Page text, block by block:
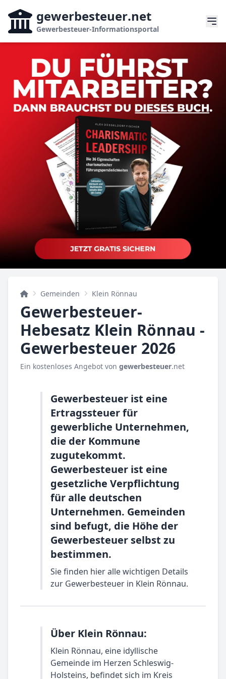
gewerbesteuer.net
Gewerbesteuer-Informationsportal
Gemeinden Klein Rönnau
Gewerbesteuer-
Hebesatz Klein Rönnau -
Gewerbesteuer 2026
Ein kostenloses Angebot von gewerbesteuer.net
Gewerbesteuer ist eine
Ertragssteuer für
gewerbliche Unternehmen,
die der Kommune
zugutekommt.
Gewerbesteuer ist eine
gesetzliche Verpflichtung
für alle deutschen
Unternehmen. Gemeinden
sind befugt, die Höhe der
Gewerbesteuer selbst zu
bestimmen.
Sie finden hier alle wichtigen Details
zur Gewerbesteuer in Klein Rönnau.
Über Klein Rönnau:
Klein Rönnau, eine idyllische
Gemeinde im Herzen Schleswig-
Holsteins, befindet sich im Kreis